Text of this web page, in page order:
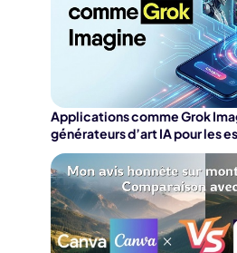
Applications comme Grok
générateurs d’art IA pour les